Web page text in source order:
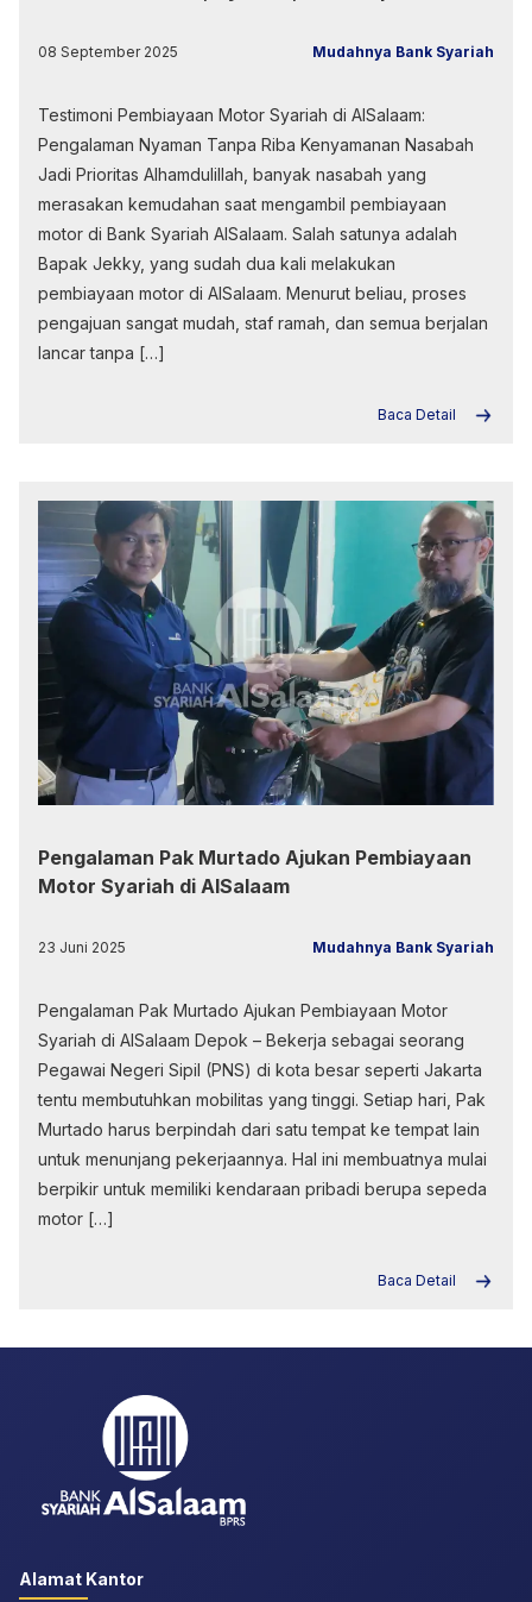
08 September 2025 Mudahnya Bank Syariah
Testimoni Pembiayaan Motor Syariah di AlSalaam:
Pengalaman Nyaman Tanpa Riba Kenyamanan Nasabah
Jadi Prioritas Alhamdulillah, banyak nasabah yang
merasakan kemudahan saat mengambil pembiayaan
motor di Bank Syariah AlSalaam. Salah satunya adalah
Bapak Jekky, yang sudah dua kali melakukan
pembiayaan motor di AlSalaam. Menurut beliau, proses
pengajuan sangat mudah, staf ramah, dan semua berjalan
lancar tanpa […]
Baca Detail
Pengalaman Pak Murtado Ajukan Pembiayaan
Motor Syariah di AlSalaam
23 Juni 2025 Mudahnya Bank Syariah
Pengalaman Pak Murtado Ajukan Pembiayaan Motor
Syariah di AlSalaam Depok – Bekerja sebagai seorang
Pegawai Negeri Sipil (PNS) di kota besar seperti Jakarta
tentu membutuhkan mobilitas yang tinggi. Setiap hari, Pak
Murtado harus berpindah dari satu tempat ke tempat lain
untuk menunjang pekerjaannya. Hal ini membuatnya mulai
berpikir untuk memiliki kendaraan pribadi berupa sepeda
motor […]
Baca Detail
Alamat Kantor